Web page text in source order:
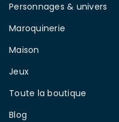
Personnages & univers
Maroquinerie
Maison
Jeux
Toute la boutique
Blog